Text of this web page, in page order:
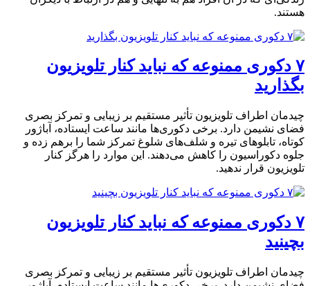
هستند.
۷ دکوری ممنوعه که نباید کنار تلویزیون
بگذارید
چیدمان اطراف تلویزیون تأثیر مستقیم بر زیبایی و تمرکز بصری
فضای نشیمن دارد. برخی دکوری‌ها مانند ساعت ایستاده، آباژور
کوتاه، تابلوهای تیره و شلف‌های شلوغ تمرکز شما را برهم زده و
جلوه دکوراسیون را کاهش می‌دهند. این موارد را هرگز کنار
تلویزیون قرار ندهید.
۷ دکوری ممنوعه که نباید کنار تلویزیون
بچینید
چیدمان اطراف تلویزیون تأثیر مستقیم بر زیبایی و تمرکز بصری